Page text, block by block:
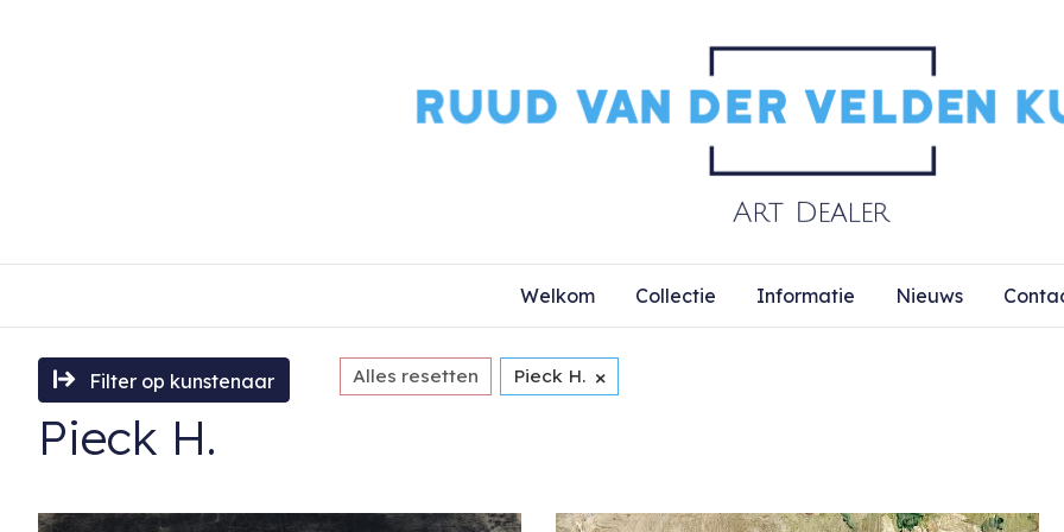
Welkom Collectie Informatie Nieuws
Filter op kunstenaar Alles resetten Pieck H. ×
Pieck H.